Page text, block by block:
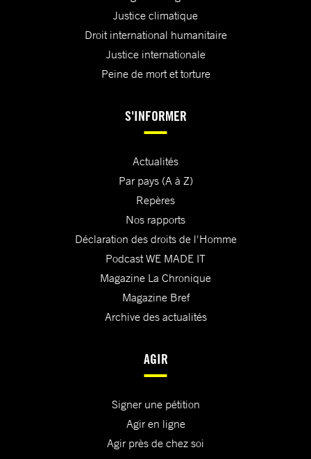
Justice climatique
Droit international humanitaire
Justice internationale
Peine de mort et torture
S'INFORMER
Actualités
Par pays (A à Z)
Repères
Nos rapports
Déclaration des droits de l'Homme
Podcast WE MADE IT
Magazine La Chronique
Magazine Bref
Archive des actualités
AGIR
Signer une pétition
Agir en ligne
Agir près de chez soi